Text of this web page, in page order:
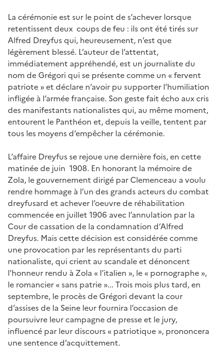
La cérémonie est sur le point de s’achever lorsque
retentissent deux coups de feu : ils ont été tirés sur
Alfred Dreyfus qui, heureusement, n’est que
légèrement blessé. L’auteur de l’attentat,
immédiatement appréhendé, est un journaliste du
nom de Grégori qui se présente comme un « fervent
patriote » et déclare n’avoir pu supporter l’humiliation
infligée à l’armée française. Son geste fait écho aux cris
des manifestants nationalistes qui, au même moment,
entourent le Panthéon et, depuis la veille, tentent par
tous les moyens d’empêcher la cérémonie.
L’affaire Dreyfus se rejoue une dernière fois, en cette
matinée de juin 1908. En honorant la mémoire de
Zola, le gouvernement dirigé par Clemenceau a voulu
rendre hommage à l’un des grands acteurs du combat
dreyfusard et achever l’oeuvre de réhabilitation
commencée en juillet 1906 avec l’annulation par la
Cour de cassation de la condamnation d’Alfred
Dreyfus. Mais cette décision est considérée comme
une provocation par les représentants du parti
nationaliste, qui crient au scandale et dénoncent
l’honneur rendu à Zola « l’italien », le « pornographe »,
le romancier « sans patrie »... Trois mois plus tard, en
septembre, le procès de Grégori devant la cour
d’assises de la Seine leur fournira l’occasion de
poursuivre leur campagne de presse et le jury,
influencé par leur discours « patriotique », prononcera
une sentence d’acquittement.